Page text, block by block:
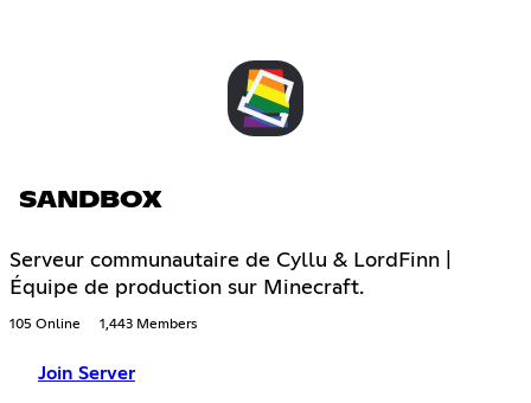
SANDBOX
Serveur communautaire de Cyllu & LordFinn |
Équipe de production sur Minecraft.
105 Online 1,443 Members
Join Server